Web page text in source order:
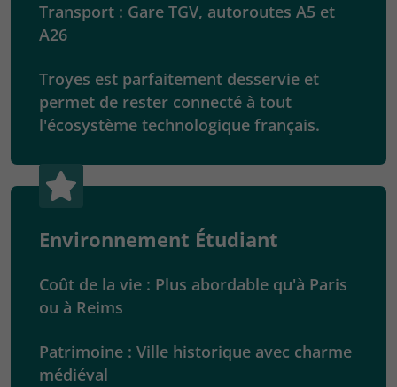
Transport : Gare TGV, autoroutes A5 et
A26
Troyes est parfaitement desservie et
permet de rester connecté à tout
l'écosystème technologique français.
Environnement Étudiant
Coût de la vie : Plus abordable qu'à Paris
ou à Reims
Patrimoine : Ville historique avec charme
médiéval